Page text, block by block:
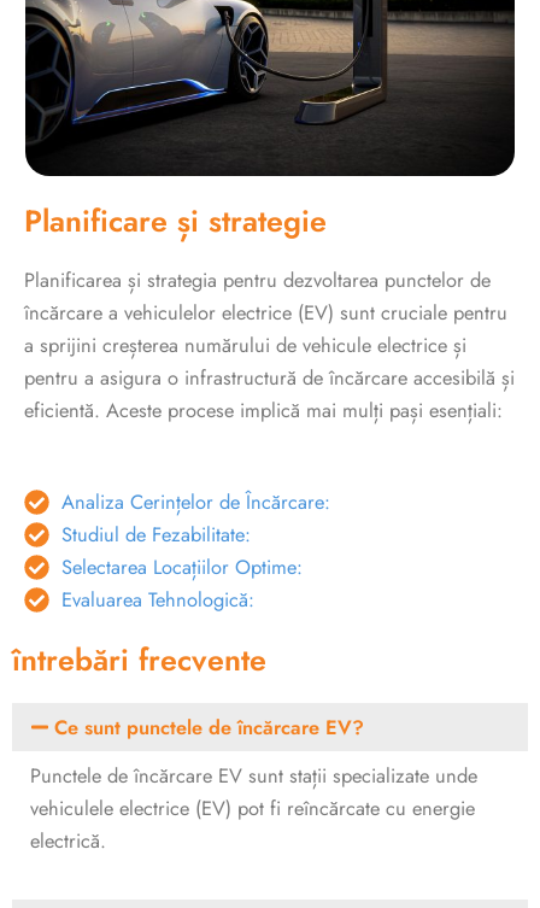
Planificare și strategie
Planificarea și strategia pentru dezvoltarea punctelor de
încărcare a vehiculelor electrice (EV) sunt cruciale pentru
a sprijini creșterea numărului de vehicule electrice și
pentru a asigura o infrastructură de încărcare accesibilă și
eficientă. Aceste procese implică mai mulți pași esențiali:
Analiza Cerințelor de Încărcare:
Studiul de Fezabilitate:
Selectarea Locațiilor Optime:
Evaluarea Tehnologică:
întrebări frecvente
Ce sunt punctele de încărcare EV?
Punctele de încărcare EV sunt stații specializate unde
vehiculele electrice (EV) pot fi reîncărcate cu energie
electrică.